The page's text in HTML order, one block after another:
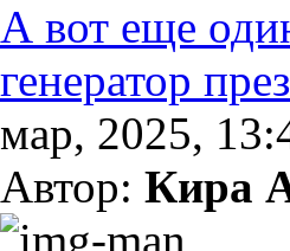
А вот еще
генератор
мар, 2025,
Автор: Кира